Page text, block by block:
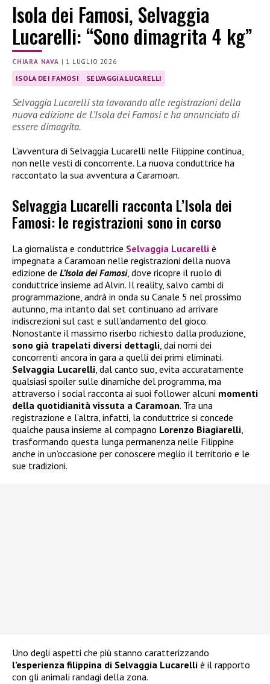
Isola dei Famosi, Selvaggia
Lucarelli: “Sono dimagrita 4 kg”
CHIARA NAVA | 1 LUGLIO 2026
ISOLA DEI FAMOSI SELVAGGIA LUCARELLI
Selvaggia Lucarelli sta lavorando alle registrazioni della
nuova edizione de L’Isola dei Famosi e ha annunciato di
essere dimagrita.
L’avventura di Selvaggia Lucarelli nelle Filippine continua,
non nelle vesti di concorrente. La nuova conduttrice ha
raccontato la sua avventura a Caramoan.
Selvaggia Lucarelli racconta L’Isola dei
Famosi: le registrazioni sono in corso
La giornalista e conduttrice Selvaggia Lucarelli è
impegnata a Caramoan nelle registrazioni della nuova
edizione de L’Isola dei Famosi, dove ricopre il ruolo di
conduttrice insieme ad Alvin. Il reality, salvo cambi di
programmazione, andrà in onda su Canale 5 nel prossimo
autunno, ma intanto dal set continuano ad arrivare
indiscrezioni sul cast e sull’andamento del gioco.
Nonostante il massimo riserbo richiesto dalla produzione,
sono già trapelati diversi dettagli, dai nomi dei
concorrenti ancora in gara a quelli dei primi eliminati.
Selvaggia Lucarelli, dal canto suo, evita accuratamente
qualsiasi spoiler sulle dinamiche del programma, ma
attraverso i social racconta ai suoi follower alcuni momenti
della quotidianità vissuta a Caramoan. Tra una
registrazione e l’altra, infatti, la conduttrice si concede
qualche pausa insieme al compagno Lorenzo Biagiarelli,
trasformando questa lunga permanenza nelle Filippine
anche in un’occasione per conoscere meglio il territorio e le
sue tradizioni.
Uno degli aspetti che più stanno caratterizzando
l’esperienza filippina di Selvaggia Lucarelli è il rapporto
con gli animali randagi della zona.